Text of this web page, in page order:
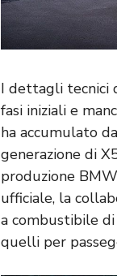
I dettagli tecnici
fasi iniziali e
ha accumulato
generazione di
produzione
ufficiale, la
a combustibile
quelli per